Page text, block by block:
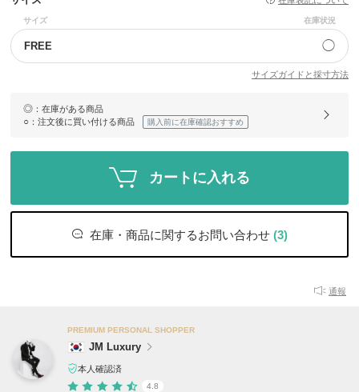
サイズ 在庫状況
FREE ◯
サイズガイドと採寸方法
◎ ：在庫がある商品
○ ：注文後に買い付ける商品 購入前に在庫確認おすすめ
カートに入れる
在庫・商品に関するお問い合わせ (3)
通報
PREMIUM PERSONAL SHOPPER
JM Luxury
本人確認済
4.8